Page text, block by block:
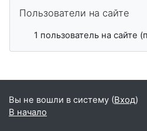
Пользователи на сайте
1 пользователь на сайте
Вы не вошли в систему (Вход)
В начало